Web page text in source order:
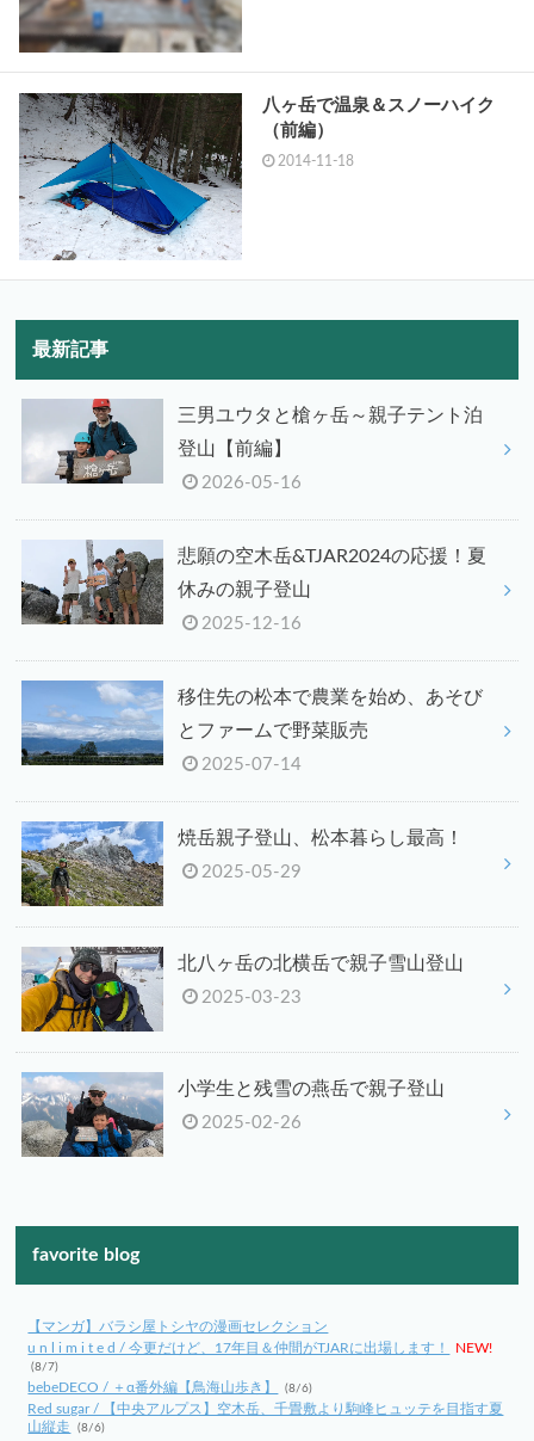
八ヶ岳で温泉＆スノーハイク
（前編）
2014-11-18
最新記事
三男ユウタと槍ヶ岳～親子テント泊
登山【前編】
2026-05-16
悲願の空木岳&TJAR2024の応援！夏
休みの親子登山
2025-12-16
移住先の松本で農業を始め、あそび
とファームで野菜販売
2025-07-14
焼岳親子登山、松本暮らし最高！
2025-05-29
北八ヶ岳の北横岳で親子雪山登山
2025-03-23
小学生と残雪の燕岳で親子登山
2025-02-26
favorite blog
【マンガ】バラシ屋トシヤの漫画セレクション
u n l i m i t e d / 今更だけど、17年目＆仲間がTJARに出場します！
NEW!
(8/7)
bebeDECO / ＋α番外編【鳥海山歩き】 (8/6)
Red sugar / 【中央アルプス】空木岳、千畳敷より駒峰ヒュッテを目指す夏
山縦走
(8/6)